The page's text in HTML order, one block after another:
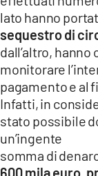
lato hanno
sequestro di
dall’altro,
monitorare
pagamento e al
Infatti, in
stato possibile
un’ingente
somma di
600 mila euro,